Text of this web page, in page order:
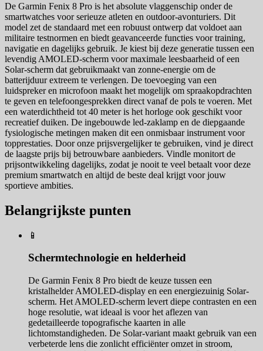
De Garmin Fenix 8 Pro is het absolute vlaggenschip onder de
smartwatches voor serieuze atleten en outdoor-avonturiers. Dit
model zet de standaard met een robuust ontwerp dat voldoet aan
militaire testnormen en biedt geavanceerde functies voor training,
navigatie en dagelijks gebruik. Je kiest bij deze generatie tussen een
levendig AMOLED-scherm voor maximale leesbaarheid of een
Solar-scherm dat gebruikmaakt van zonne-energie om de
batterijduur extreem te verlengen. De toevoeging van een
luidspreker en microfoon maakt het mogelijk om spraakopdrachten
te geven en telefoongesprekken direct vanaf de pols te voeren. Met
een waterdichtheid tot 40 meter is het horloge ook geschikt voor
recreatief duiken. De ingebouwde led-zaklamp en de diepgaande
fysiologische metingen maken dit een onmisbaar instrument voor
topprestaties. Door onze prijsvergelijker te gebruiken, vind je direct
de laagste prijs bij betrouwbare aanbieders. Vindle monitort de
prijsontwikkeling dagelijks, zodat je nooit te veel betaalt voor deze
premium smartwatch en altijd de beste deal krijgt voor jouw
sportieve ambities.
Belangrijkste punten
📱
Schermtechnologie en helderheid
De Garmin Fenix 8 Pro biedt de keuze tussen een
kristalhelder AMOLED-display en een energiezuinig Solar-
scherm. Het AMOLED-scherm levert diepe contrasten en een
hoge resolutie, wat ideaal is voor het aflezen van
gedetailleerde topografische kaarten in alle
lichtomstandigheden. De Solar-variant maakt gebruik van een
verbeterde lens die zonlicht efficiënter omzet in stroom,